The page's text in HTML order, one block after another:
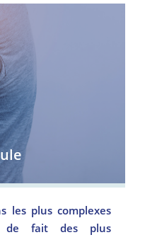
les plus complexes
de fait des plus